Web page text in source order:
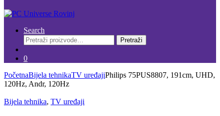
Search
Pretraži:
Pretraži
0
PočetnaBijela tehnikaTV uređajiPhilips 75PUS8807, 191cm, UHD,
120Hz, Andr, 120Hz
Bijela tehnika, TV uređaji